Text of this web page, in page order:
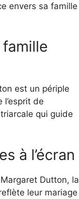
envers sa famille
est un périple
de
qui guide
à l’écran
Dutton, la
leur mariage